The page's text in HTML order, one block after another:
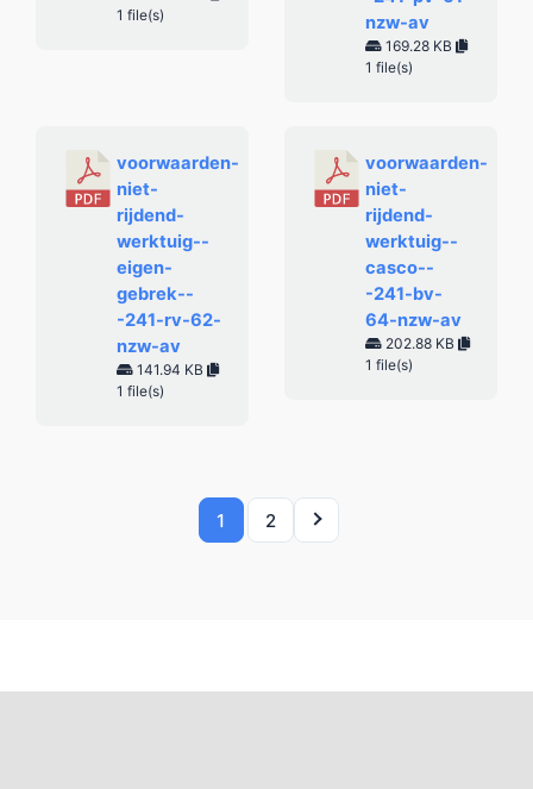
1 file(s)
nzw-av
169.28 KB
1 file(s)
voorwaarden-
niet-
rijdend-
werktuig--
eigen-
gebrek--
-241-rv-62-
nzw-av
141.94 KB
1 file(s)
voorwaarden-
niet-
rijdend-
werktuig--
casco--
-241-bv-
64-nzw-av
202.88 KB
1 file(s)
1 2